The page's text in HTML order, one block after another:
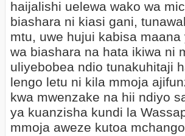
haijalishi uelewa wako wa
biashara ni kiasi gani,
mtu, uwe hujui kabisa maana
wa biashara na hata ikiwa ni
uliyebobea ndio tunakuhitaji
lengo letu ni kila mmoja
kwa mwenzake na hii ndiyo
ya kuanzisha kundi la
mmoja aweze kutoa